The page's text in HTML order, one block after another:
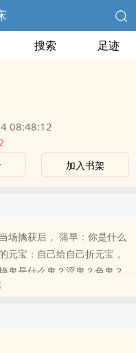
搜索 足迹
08:48:12
加入书架
场擒获后， 蒲早：你是什么
元宝：自己给自己折元宝，
鬼是什么鬼？淫鬼？色鬼？
：通过与人那个来攒功德的